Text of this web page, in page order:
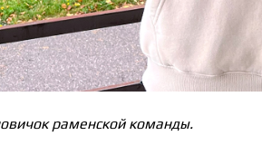
раменской команды.